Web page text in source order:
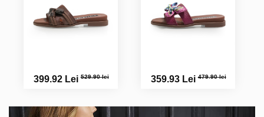
399.92 Lei529.90 lei 359.93 Lei479.90 lei